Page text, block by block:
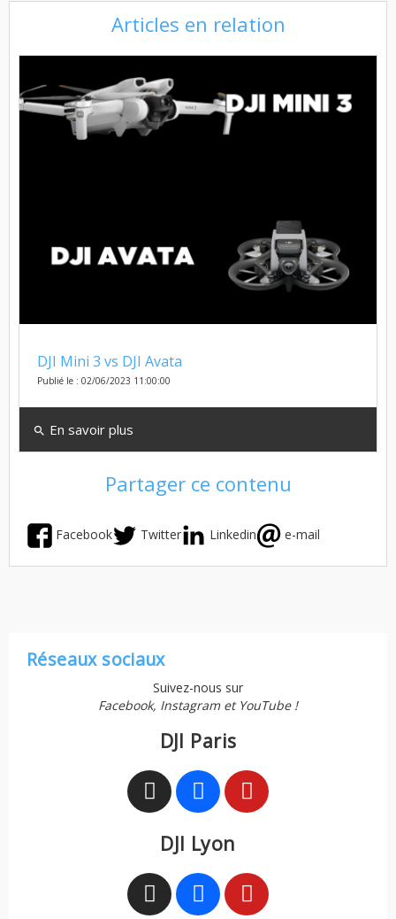
Articles en relation
DJI Mini 3 vs DJI Avata
Publié le : 02/06/2023 11:00:00
search En savoir plus
Partager ce contenu
Facebook Twitter Linkedin e-mail
Réseaux sociaux
Suivez-nous sur
Facebook, Instagram et YouTube !
DJI Paris
DJI Lyon